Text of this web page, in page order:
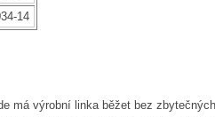
14
má výrobní linka běžet bez